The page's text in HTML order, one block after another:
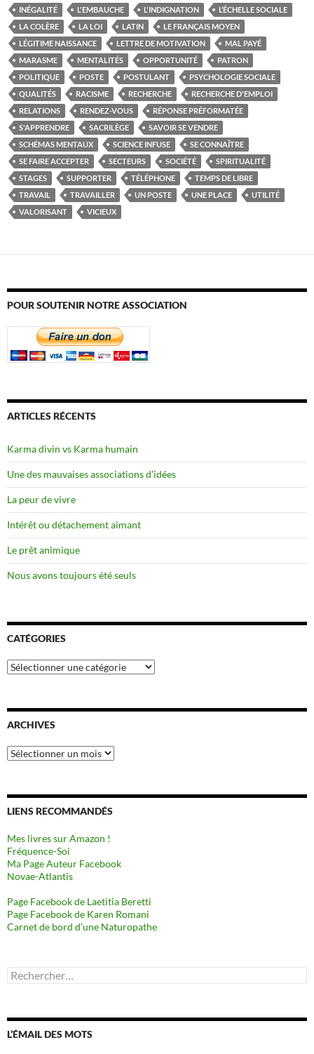
INÉGALITÉ L'EMBAUCHE L'INDIGNATION
L’ÉCHELLE SOCIALE
LA COLÈRE
LA LOI LATIN
LE FRANÇAIS MOYEN
LÉGITIME NAISSANCE
LETTRE DE MOTIVATION
MAL PAYÉ
MARASME
MENTALITÉS OPPORTUNITÉ
PATRON
POLITIQUE
POSTE POSTULANT
PSYCHOLOGIE SOCIALE
QUALITÉS
RACISME RECHERCHE
RECHERCHE D'EMPLOI
RELATIONS
RENDEZ-VOUS
RÉPONSE PRÉFORMATÉE
S'APPRENDRE
SACRILÈGE
SAVOIR SE VENDRE
SCHÉMAS MENTAUX
SCIENCE INFUSE
SE CONNAÎTRE
SE FAIRE ACCEPTER
SECTEURS SOCIÉTÉ
SPIRITUALITÉ
STAGES
SUPPORTER TÉLÉPHONE
TEMPS DE LIBRE
TRAVAIL
TRAVAILLER UN POSTE UNE PLACE
UTILITÉ
VALORISANT
VICIEUX
POUR SOUTENIR NOTRE ASSOCIATION
ARTICLES RÉCENTS
Karma divin vs Karma humain
Une des mauvaises associations d’idées
La peur de vivre
Intérêt ou détachement aimant
Le prêt animique
Nous avons toujours été seuls
CATÉGORIES
Catégories
ARCHIVES
Archives
LIENS RECOMMANDÉS
Mes livres sur Amazon !
Fréquence-Soi
Ma Page Auteur Facebook
Novae-Atlantis
Page Facebook de Laetitia Beretti
Page Facebook de Karen Romani
Carnet de bord d’une Naturopathe
Rechercher :
L’ÉMAIL DES MOTS